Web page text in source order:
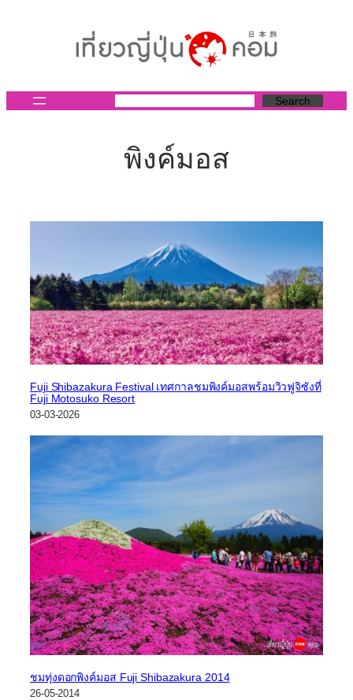
Search
พิงค์มอส
Fuji Shibazakura Festival เทศกาลชมพิงค์มอสพร้อมวิวฟูจิซังที่
Fuji Motosuko Resort
03-03-2026
ชมทุ่งดอกพิงค์มอส Fuji Shibazakura 2014
26-05-2014